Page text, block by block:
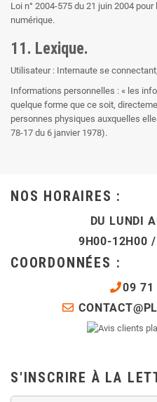
Loi n° 2004-575 du 21 juin 2004
numérique.
11. Lexique.
Utilisateur : Internaute se
Informations personnelles : « les
quelque forme que ce soit,
personnes physiques auxquelles
78-17 du 6 janvier 1978).
NOS HORAIRES :
DU LUNDI
9H00-12H00
COORDONNÉES :
09 71
S'INSCRIRE À LA